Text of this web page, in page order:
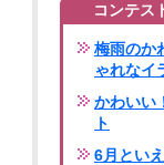
コンテス
梅雨のか
ゃれなイ
かわいい
ト
6月とい